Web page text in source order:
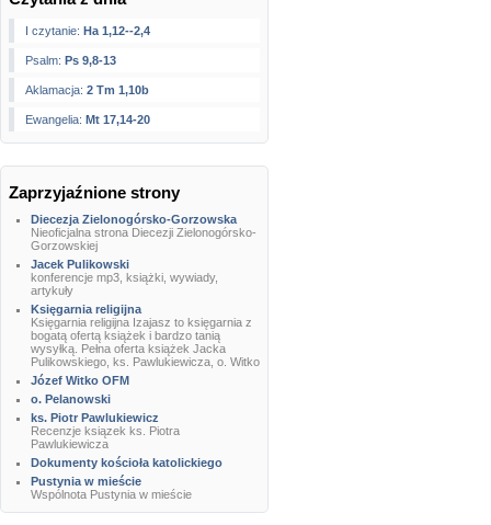
I czytanie: Ha 1,12--2,4
Psalm: Ps 9,8-13
Aklamacja: 2 Tm 1,10b
Ewangelia: Mt 17,14-20
Zaprzyjaźnione strony
Diecezja Zielonogórsko-Gorzowska
Nieoficjalna strona Diecezji Zielonogórsko-
Gorzowskiej
Jacek Pulikowski
konferencje mp3, książki, wywiady,
artykuły
Księgarnia religijna
Księgarnia religijna Izajasz to księgarnia z
bogatą ofertą książek i bardzo tanią
wysyłką. Pełna oferta książek Jacka
Pulikowskiego, ks. Pawlukiewicza, o. Witko
Józef Witko OFM
o. Pelanowski
ks. Piotr Pawlukiewicz
Recenzje ksiązek ks. Piotra
Pawlukiewicza
Dokumenty kościoła katolickiego
Pustynia w mieście
Wspólnota Pustynia w mieście